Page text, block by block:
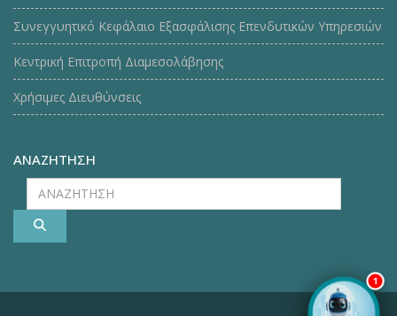
1
Συνεγγυητικό Κεφάλαιο Εξασφάλισης Επενδυτικών Υπηρεσιών
Κεντρική Επιτροπή Διαμεσολάβησης
Χρήσιμες Διευθύνσεις
ΑΝΑΖΗΤΗΣΗ
ΑΝΑΖΗΤΗΣΗ